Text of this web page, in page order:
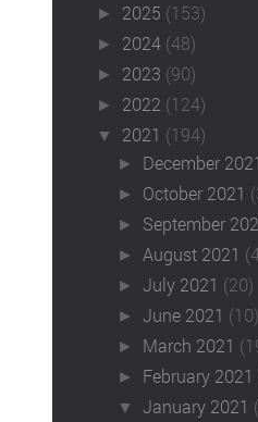
► 2025 (153)
► 2024 (48)
► 2023 (90)
► 2022 (124)
▼ 2021 (194)
► December
► October 2021
► September
► August 2021
►July 2021 (20)
►June 2021 (10)
► March 2021
► February 2021
▼January 2021